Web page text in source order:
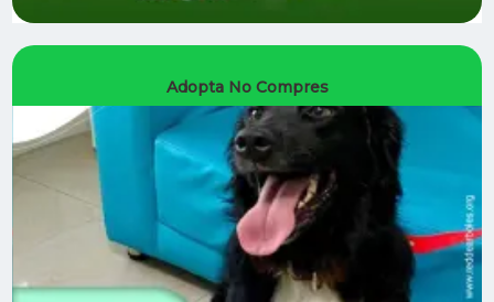
Adopta No Compres